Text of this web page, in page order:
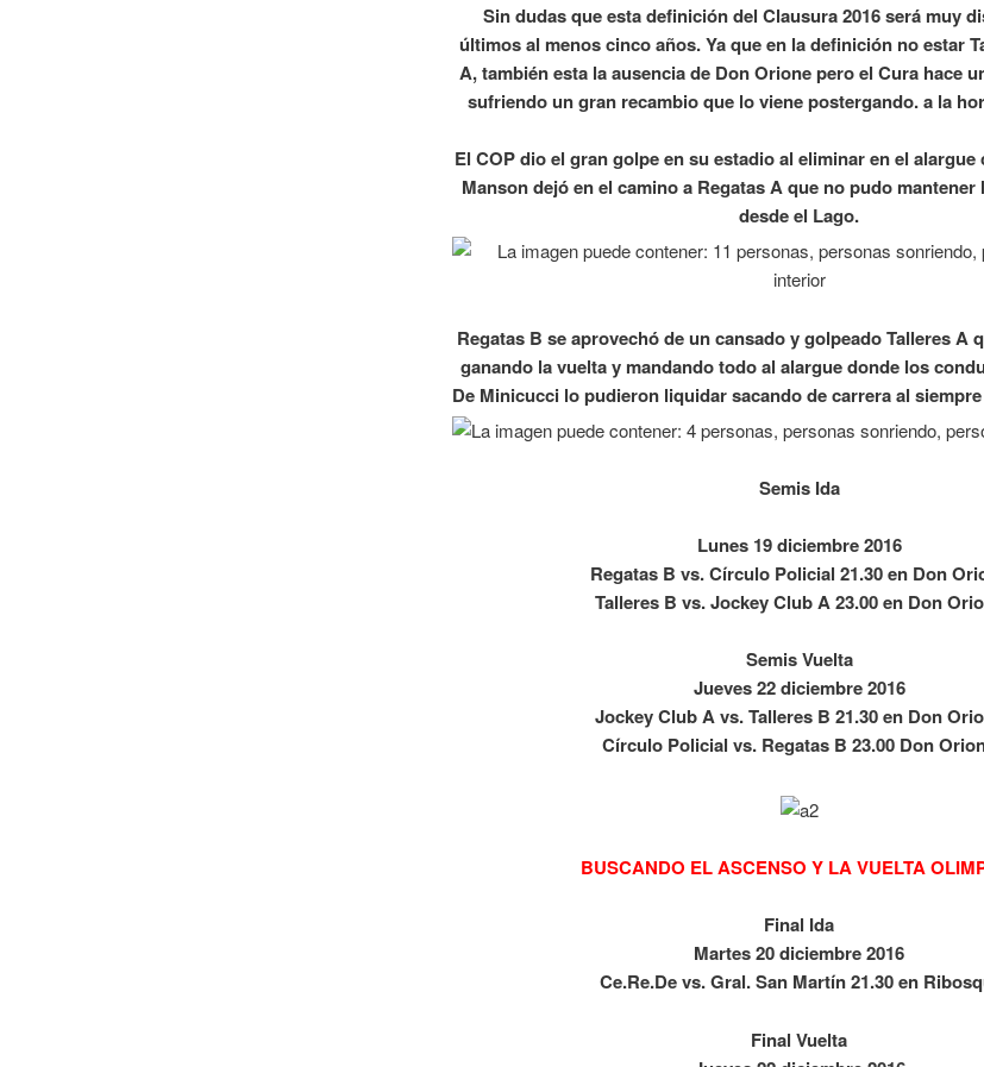
Sin dudas que esta definición del Clausura 2016 será muy
últimos al menos cinco años. Ya que en la definición no estar
A, también esta la ausencia de Don Orione pero el Cura hace
sufriendo un gran recambio que lo viene postergando. a la
El COP dio el gran golpe en su estadio al eliminar en el
Manson dejó en el camino a Regatas A que no pudo mantener
desde el Lago.
Regatas B se aprovechó de un cansado y golpeado Talleres A
ganando la vuelta y mandando todo al alargue donde los
De Minicucci lo pudieron liquidar sacando de carrera al
Semis Ida
Lunes 19 diciembre 2016
Regatas B vs. Círculo Policial 21.30 en Don
Talleres B vs. Jockey Club A 23.00 en Don
Semis Vuelta
Jueves 22 diciembre 2016
Jockey Club A vs. Talleres B 21.30 en Don
Círculo Policial vs. Regatas B 23.00 Don
BUSCANDO EL ASCENSO Y LA VUELTA
Final Ida
Martes 20 diciembre 2016
Ce.Re.De vs. Gral. San Martín 21.30 en
Final Vuelta